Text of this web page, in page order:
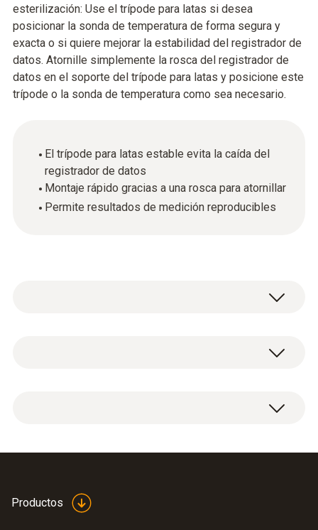
esterilización: Use el trípode para latas si desea
posicionar la sonda de temperatura de forma segura y
exacta o si quiere mejorar la estabilidad del registrador de
datos. Atornille simplemente la rosca del registrador de
datos en el soporte del trípode para latas y posicione este
trípode o la sonda de temperatura como sea necesario.
El trípode para latas estable evita la caída del
registrador de datos
Montaje rápido gracias a una rosca para atornillar
Permite resultados de medición reproducibles
Productos